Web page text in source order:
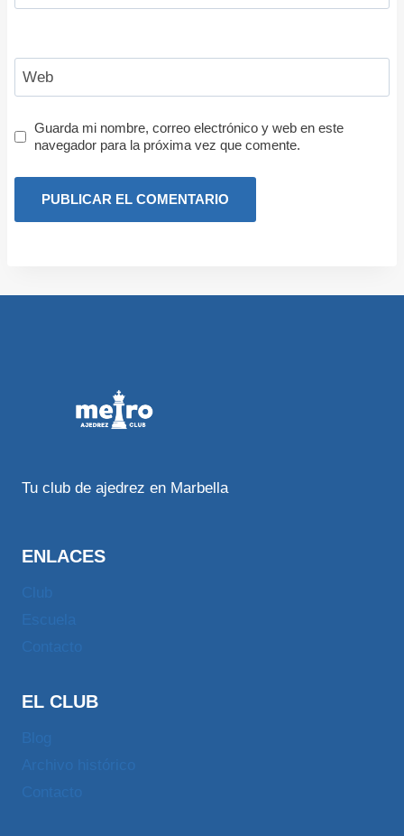
Web
Guarda mi nombre, correo electrónico y web en este
navegador para la próxima vez que comente.
Tu club de ajedrez en Marbella
ENLACES
EL CLUB